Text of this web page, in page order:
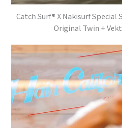
Catch Surf® X Nakisurf Special
Original Twin +